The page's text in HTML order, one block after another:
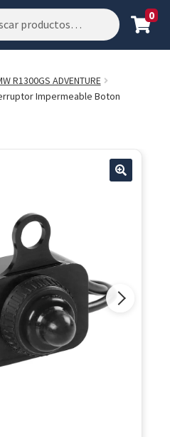
0
R1300GS ADVENTURE
Impermeable Boton